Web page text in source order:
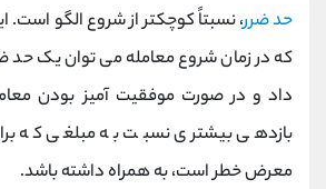
حد ضرر، نسبتاً کوچکتر از شروع الگو
که در زمان شروع معامله می توان یک حد
داد و در صورت موفقیت آمیز بودن
بازدهی بیشتری نسبت به مبلغی که
معرض خطر است، به همراه داشته باشد.